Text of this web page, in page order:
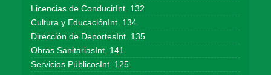
Licencias de ConducirInt. 132
Cultura y EducaciónInt. 134
Dirección de DeportesInt. 135
Obras SanitariasInt. 141
Servicios PúblicosInt. 125